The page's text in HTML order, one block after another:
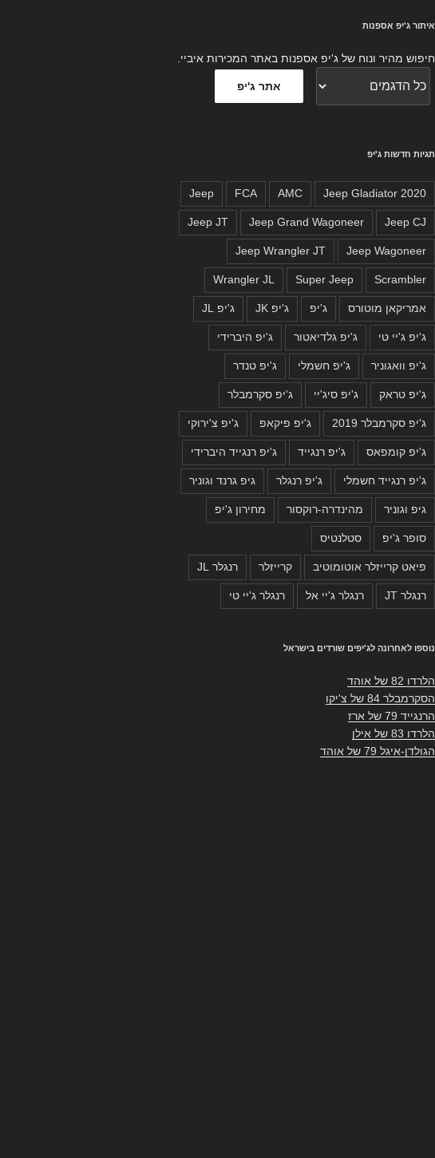
איתור ג'יפ אספנות
חיפוש מהיר ונוח של ג'יפ אספנות באתר המכירות איביי.
תגיות חדשות ג'יפ
2020 Jeep Gladiator
AMC
FCA
Jeep
Jeep CJ
Jeep Grand Wagoneer
Jeep JT
Jeep Wagoneer
Jeep Wrangler JT
Scrambler
Super Jeep
Wrangler JL
אמריקאן מוטורס ג'יפ ג'יפ JK ג'יפ JL
ג'יפ ג'יי טי ג'יפ גלדיאטור ג'יפ היברידי
ג'יפ וואגוניר ג'יפ חשמלי ג'יפ טנדר
ג'יפ טראק ג'יפ סיג'יי ג'יפ סקרמבלר
ג'יפ סקרמבלר 2019 ג'יפ פיקאפ ג'יפ צ'ירוקי
ג'יפ קומפאס ג'יפ רנגייד ג'יפ רנגייד היברידי
ג'יפ רנגייד חשמלי ג'יפ רנגלר גיפ גרנד וגוניר
גיפ וגוניר מהינדרה-רוקסור מחירון ג'יפ
סופר ג'יפ סטלנטיס
פיאט קרייזלר אוטומוטיב קרייזלר רנגלר JL
רנגלר JT רנגלר ג'יי אל רנגלר ג'יי טי
נוספו לאחרונה לג'יפים שורדים בישראל
הלרדו 82 של אוהד
הסקרמבלר 84 של צ'יקו
הרנגייד 79 של ארז
הלרדו 83 של אילן
הגולדן-איגל 79 של אוהד